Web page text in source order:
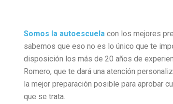
Somos la autoescuela con los mejores
sabemos que eso no es lo único que te
disposición los más de 20 años de
Romero, que te dará una atención
la mejor preparación posible para aprobar
que se trata.